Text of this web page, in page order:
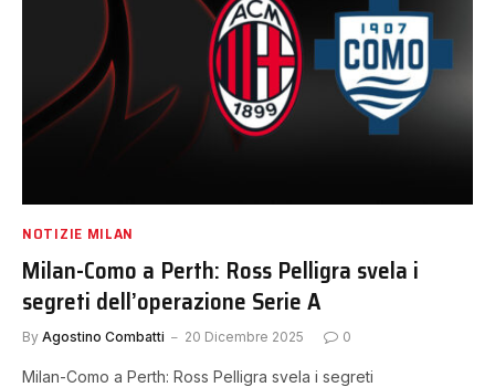
NOTIZIE MILAN
Milan-Como a Perth: Ross Pelligra svela i
segreti dell’operazione Serie A
By Agostino Combatti 20 Dicembre 2025 0
Milan-Como a Perth: Ross Pelligra svela i segreti